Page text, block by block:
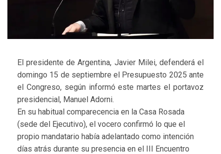
El presidente de Argentina, Javier Milei, defenderá el
domingo 15 de septiembre el Presupuesto 2025 ante
el Congreso, según informó este martes el portavoz
presidencial, Manuel Adorni.
En su habitual comparecencia en la Casa Rosada
(sede del Ejecutivo), el vocero confirmó lo que el
propio mandatario había adelantado como intención
días atrás durante su presencia en el III Encuentro